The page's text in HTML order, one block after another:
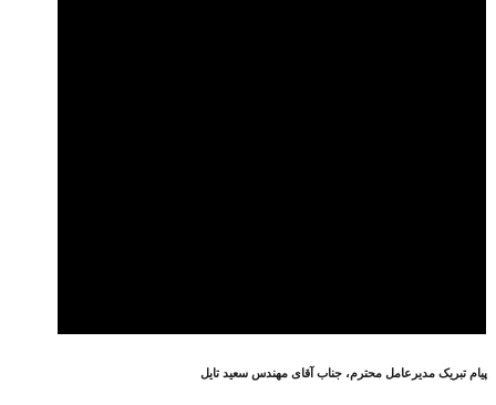
پیام تبریک مدیرعامل محترم، جناب آقای مهندس سعید تایل